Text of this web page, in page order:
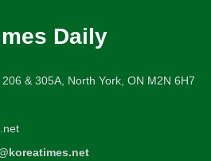
Daily
& 305A, North York, ON M2N 6H7